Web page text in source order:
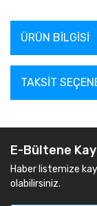
ÜRÜN BILGISI
TAKSIT
E-Bültene
Haber listemize
olabilirsiniz.